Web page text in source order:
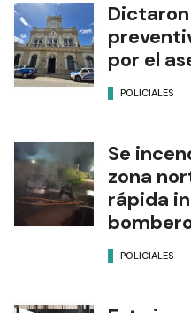
por el
POLICIALES
Se
zona
rápida
POLICIALES